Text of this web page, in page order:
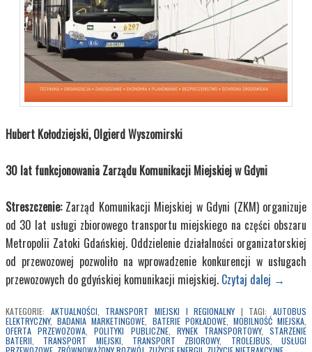
Hubert Kołodziejski, Olgierd Wyszomirski
30 lat funkcjonowania Zarządu Komunikacji Miejskiej w Gdyni
Streszczenie: Zarząd Komunikacji Miejskiej w Gdyni (ZKM) organizuje
od 30 lat usługi zbiorowego transportu miejskiego na części obszaru
Metropolii Zatoki Gdańskiej. Oddzielenie działalności organizatorskiej
od przewozowej pozwoliło na wprowadzenie konkurencji w usługach
przewozowych do gdyńskiej komunikacji miejskiej. Czytaj dalej →
KATEGORIE: AKTUALNOŚCI TRANSPORT MIEJSKI I REGIONALNY | TAGI: AUTOBUS
ELEKTRYCZNY,BADANIA MARKETINGOWE BATERIE POKŁADOWE, MOBILNOŚĆ MIEJSKA
OFERTA PRZEWOZOWA ,POLITYKI PUBLICZNE, RYNEK TRANSPORTOWY,STARZENIE
BATERII
TRANSPORT MIEJSKI TRANSPORT ZBIOROWY, TROLEJBUS ,USŁUGI